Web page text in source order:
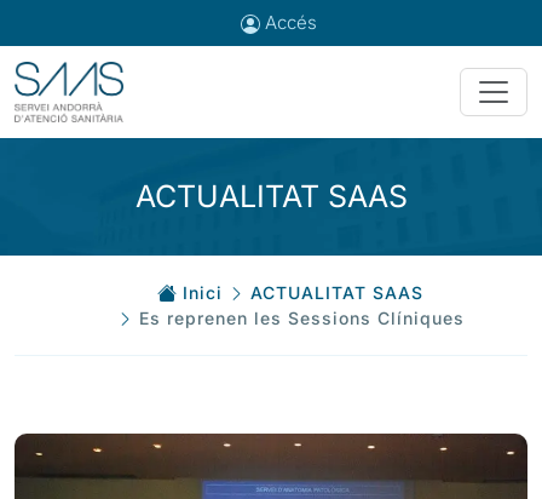
Accés
ACTUALITAT SAAS
Inici
ACTUALITAT SAAS
Es reprenen les Sessions Clíniques